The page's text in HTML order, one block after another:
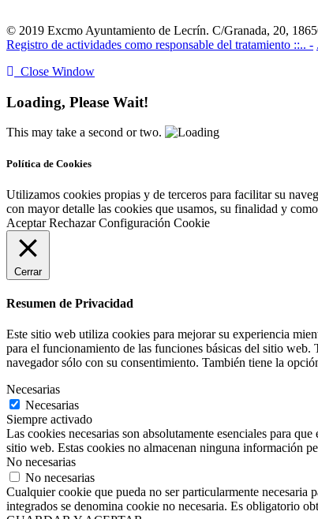
© 2019 Excmo Ayuntamiento de Lecrín. C/Granada, 20,
Registro de actividades como responsable del tratamiento ::.. -
Close Window
Loading, Please Wait!
This may take a second or two.
Política de Cookies
Utilizamos cookies propias y de terceros para facilitar su
con mayor detalle las cookies que usamos, su finalidad y
Aceptar Rechazar Configuración Cookie
Cerrar
Resumen de Privacidad
Este sitio web utiliza cookies para mejorar su experiencia
para el funcionamiento de las funciones básicas del sitio
navegador sólo con su consentimiento. También tiene la
Necesarias
Necesarias
Siempre activado
Las cookies necesarias son absolutamente esenciales para
sitio web. Estas cookies no almacenan ninguna información
No necesarias
No necesarias
Cualquier cookie que pueda no ser particularmente necesaria
integrados se denomina cookie no necesaria. Es obligatorio